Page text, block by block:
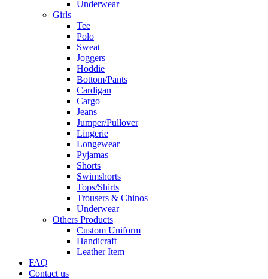
Underwear
Girls
Tee
Polo
Sweat
Joggers
Hoddie
Bottom/Pants
Cardigan
Cargo
Jeans
Jumper/Pullover
Lingerie
Longewear
Pyjamas
Shorts
Swimshorts
Tops/Shirts
Trousers & Chinos
Underwear
Others Products
Custom Uniform
Handicraft
Leather Item
FAQ
Contact us